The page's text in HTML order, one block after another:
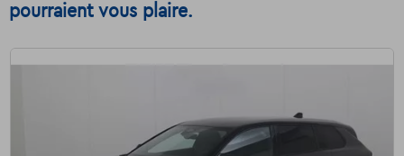
pourraient vous plaire.